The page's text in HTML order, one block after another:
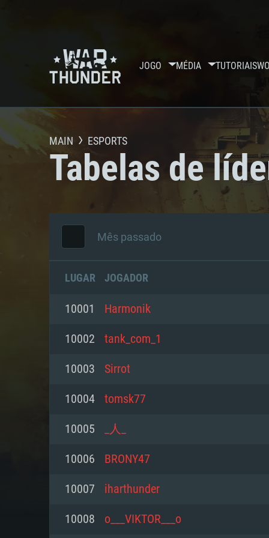
JOGO MÉDIA TUTORIAIS
MAIN ESPORTS
Tabelas de
Mês passado
LUGAR JOGADOR
10001 Harmonik
10002 tank_com_1
10003 Sirrot
10004 tomsk77
10005 _人_
10006 BRONY47
10007 iharthunder
10008 o___VIKTOR___o